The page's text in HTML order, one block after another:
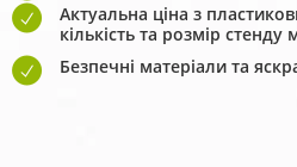
Актуальна ціна з
кількість та розмір
Безпечні матеріали та